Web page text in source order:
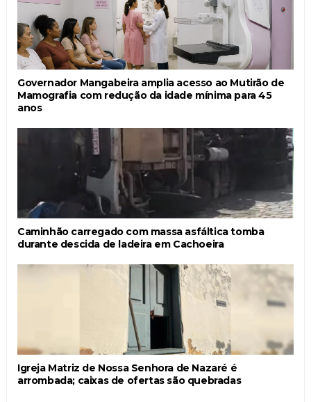
Governador Mangabeira amplia acesso ao Mutirão de
Mamografia com redução da idade mínima para 45
anos
Caminhão carregado com massa asfáltica tomba
durante descida de ladeira em Cachoeira
Igreja Matriz de Nossa Senhora de Nazaré é
arrombada; caixas de ofertas são quebradas